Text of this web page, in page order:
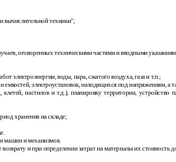
вычислительной техники";
оговоренных техническими частями и вводными
электроэнергии, воды, пара, сжатого воздуха, газа и т.п.;
электроустановок, находящихся под напряжениям, а
настилов и т.д.), планировку территории, устройство
хранения на складе;
машин и механизмов.
и при определении затрат на материалы их стоимость